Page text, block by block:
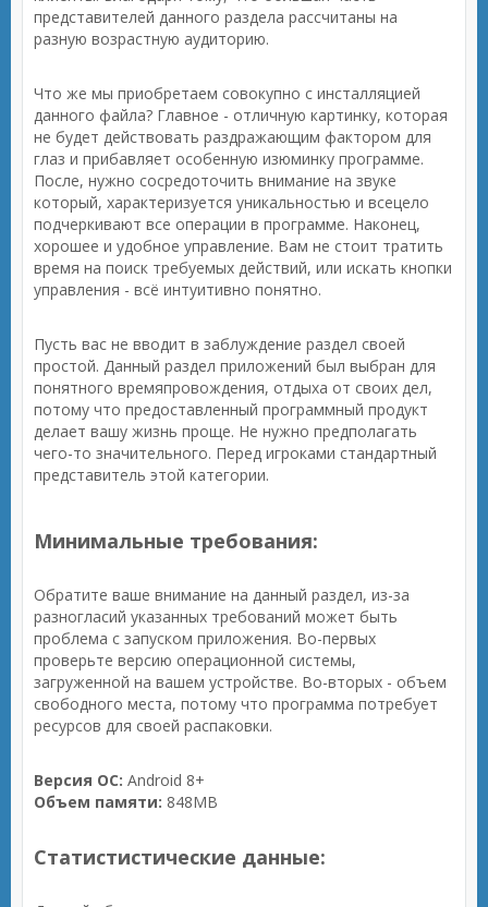
представителей данного раздела рассчитаны на
разную возрастную аудиторию.
Что же мы приобретаем совокупно с инсталляцией
данного файла? Главное - отличную картинку, которая
не будет действовать раздражающим фактором для
глаз и прибавляет особенную изюминку программе.
После, нужно сосредоточить внимание на звуке
который, характеризуется уникальностью и всецело
подчеркивают все операции в программе. Наконец,
хорошее и удобное управление. Вам не стоит тратить
время на поиск требуемых действий, или искать кнопки
управления - всё интуитивно понятно.
Пусть вас не вводит в заблуждение раздел своей
простой. Данный раздел приложений был выбран для
понятного времяпровождения, отдыха от своих дел,
потому что предоставленный программный продукт
делает вашу жизнь проще. Не нужно предполагать
чего-то значительного. Перед игроками стандартный
представитель этой категории.
Минимальные требования:
Обратите ваше внимание на данный раздел, из-за
разногласий указанных требований может быть
проблема с запуском приложения. Во-первых
проверьте версию операционной системы,
загруженной на вашем устройстве. Во-вторых - объем
свободного места, потому что программа потребует
ресурсов для своей распаковки.
Версия ОС: Android 8+
Объем памяти: 848MB
Статистистические данные: